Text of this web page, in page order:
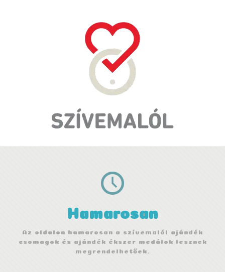
Hamarosan
Az oldalon hamarosan a szívemalól ajándék
csomagok és ajándék ékszer medálok lesznek
megrendelhetőek.